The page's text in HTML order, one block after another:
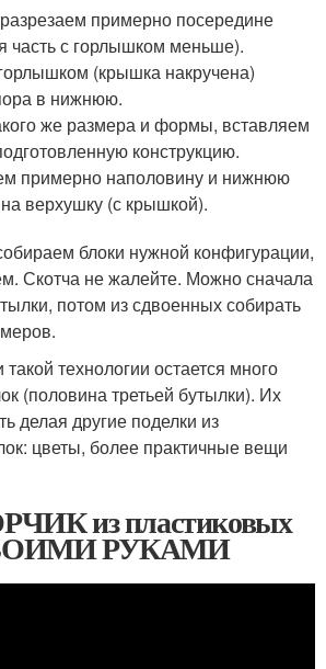
примерно посередине
часть с горлышком меньше).
(крышка накручена)
в нижнюю.
же размера и формы, вставляем
конструкцию.
примерно наполовину и нижнюю
верхушку (с крышкой).
блоки нужной конфигурации,
Скотча не жалейте. Можно сначала
потом из сдвоенных собирать
технологии остается много
(половина третьей бутылки). Их
делая другие поделки из
цветы, более практичные вещи
из пластиковых
РУКАМИ